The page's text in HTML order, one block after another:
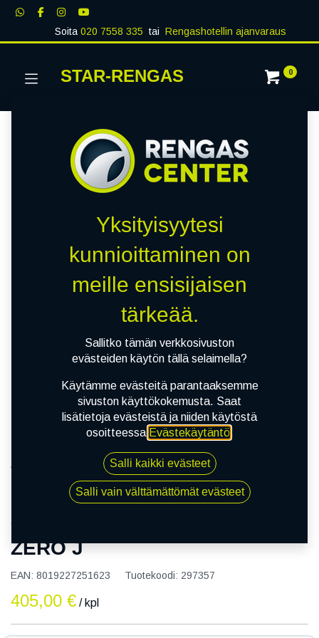
Soita020 7558 335 tai Rengashotellin ajanvaraus
STAR-RENGAS 0
305/30R20 99Y PIRELLI P ZERO J
305/30R20 99Y PIRELLI P
ZERO J
EAN: 8019227251623 Tuotekoodi: 297357
405,00 € / kpl
Yksityisyytesi
kunnioittaminen on
meille ensisijaisen
tärkeää.
Sallitko tämän verkkosivuston
evästeiden käytön tällä selaimella?
Käytämme evästeitä parantaaksemme
sivuston käyttökokemusta. Saat
lisätietoja evästeistä ja niiden käytöstä
osoitteessa Evästekäytäntö.
Salli kaikki evästeet
Salli vain välttämättömät evästeet